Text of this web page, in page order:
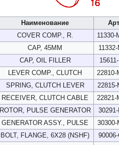
Наименование
COVER COMP., R.
11330-
CAP, 45MM
CAP, OIL FILLER
LEVER COMP., CLUTCH
22810-
SPRING, CLUTCH LEVER
22815-
RECEIVER, CLUTCH CABLE
22821-
ROTOR, PULSE GENERATOR
GENERATOR ASSY., PULSE
30300-
BOLT, FLANGE, 6X28 (NSHF)